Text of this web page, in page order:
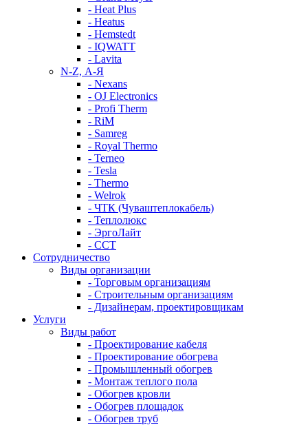
- Heat Plus
- Heatus
- Hemstedt
- IQWATT
- Lavita
N-Z, А-Я
- Nexans
- OJ Electronics
- Profi Therm
- RiM
- Samreg
- Royal Thermo
- Terneo
- Tesla
- Thermo
- Welrok
- ЧТК (Чуваштеплокабель)
- Теплолюкс
- ЭргоЛайт
- ССТ
Сотрудничество
Виды организации
- Торговым организациям
- Строительным организациям
- Дизайнерам, проектировщикам
Услуги
Виды работ
- Проектирование кабеля
- Проектирование обогрева
- Промышленный обогрев
- Монтаж теплого пола
- Обогрев кровли
- Обогрев площадок
- Обогрев труб